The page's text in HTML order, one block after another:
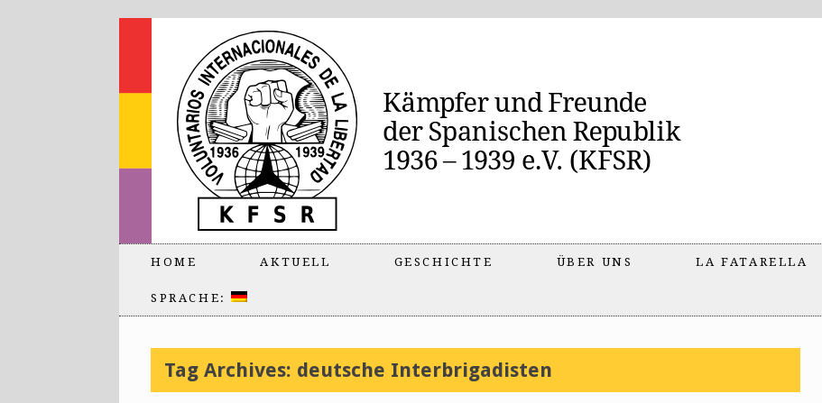
HOME AKTUELL GESCHICHTE ÜBER UNS LA FATARELLA
SPRACHE:
Tag Archives: deutsche Interbrigadisten